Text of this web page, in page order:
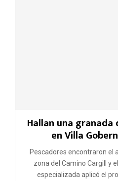
Hallan una
en Villa
Pescadores encontraron el
zona del Camino Cargill y
especializada aplicó el